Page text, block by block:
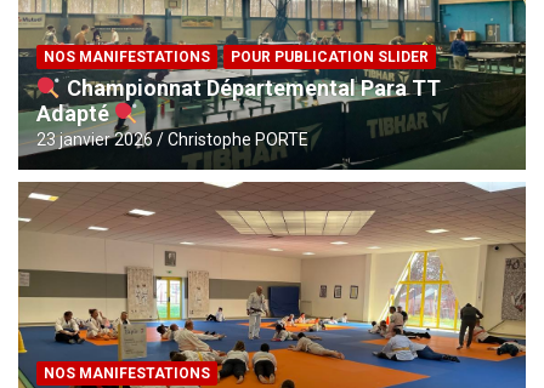
NOS MANIFESTATIONS POUR PUBLICATION SLIDER
Championnat Départemental Para TT
Adapté
23 janvier 2026 Christophe PORTE
NOS MANIFESTATIONS